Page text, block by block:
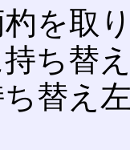
を取
ち替
替え